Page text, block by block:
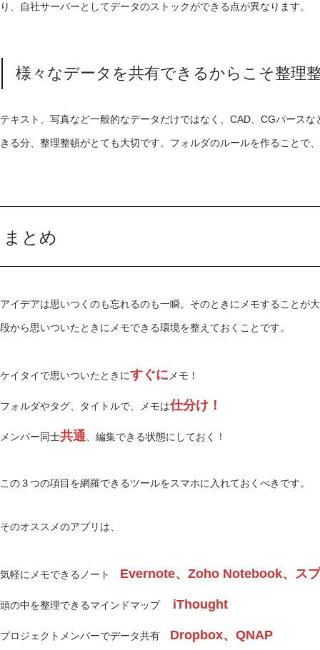
り、自社サーバーとしてデータのストックができる点が異なります。
様々なデータを共有できるからこそ整理
テキスト、写真など一般的なデータだけではなく、CAD、CGパース
きる分、整理整頓がとても大切です。フォルダのルールを作ることで
まとめ
アイデアは思いつくのも忘れるのも一瞬。そのときにメモすることが
段から思いついたときにメモできる環境を整えておくことです。
ケイタイで思いついたときにすぐにメモ！
フォルダやタグ、タイトルで、メモは仕分け！
メンバー同士共通、編集できる状態にしておく！
この３つの項目を網羅できるツールをスマホに入れておくべきです。
そのオススメのアプリは、
気軽にメモできるノート Evernote、Zoho Notebook、ス
頭の中を整理できるマインドマップ iThought
プロジェクトメンバーでデータ共有 Dropbox、QNAP